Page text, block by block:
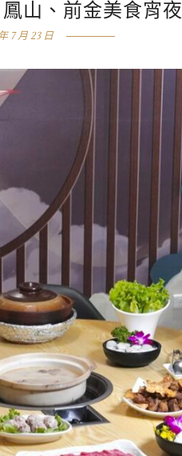
鳳山、前金美食宵夜
7 月 23 日